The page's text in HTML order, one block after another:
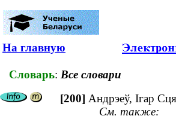
На главную
Словарь: Все словари
[200] Андрэеў, Ігар
См. также: